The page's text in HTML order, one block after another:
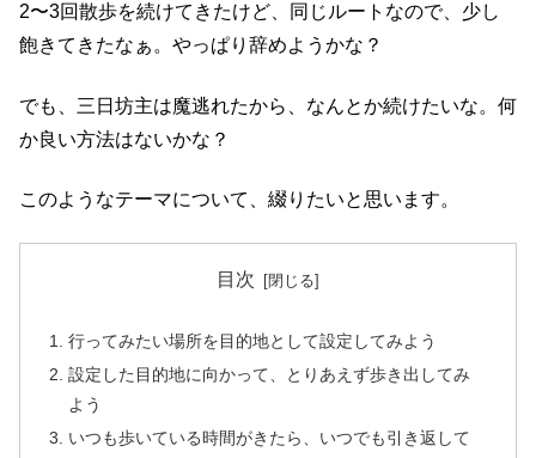
2〜3回散歩を続けてきたけど、同じルートなので、少し
飽きてきたなぁ。やっぱり辞めようかな？
でも、三日坊主は魔逃れたから、なんとか続けたいな。何
か良い方法はないかな？
このようなテーマについて、綴りたいと思います。
目次
行ってみたい場所を目的地として設定してみよう
設定した目的地に向かって、とりあえず歩き出してみ
よう
いつも歩いている時間がきたら、いつでも引き返して